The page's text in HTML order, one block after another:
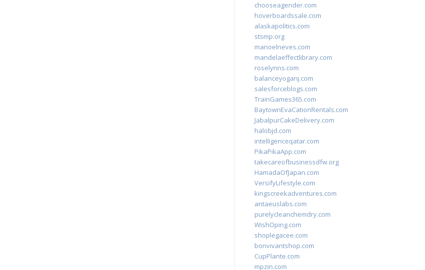
chooseagender.com
hoverboardssale.com
alaskapolitics.com
stsmp.org
manoelneves.com
mandelaeffectlibrary.com
roselynns.com
balanceyoganj.com
salesforceblogs.com
TrainGames365.com
BaytownEvaCationRentals.com
JabalpurCakeDelivery.com
halobjd.com
intelligenceqatar.com
PikaPikaApp.com
takecareofbusinessdfw.org
HamadaOfJapan.com
VersifyLifestyle.com
kingscreekadventures.com
antaeuslabs.com
purelycleanchemdry.com
WishOping.com
shoplegacee.com
bonvivantshop.com
CupPlante.com
mpzin.com